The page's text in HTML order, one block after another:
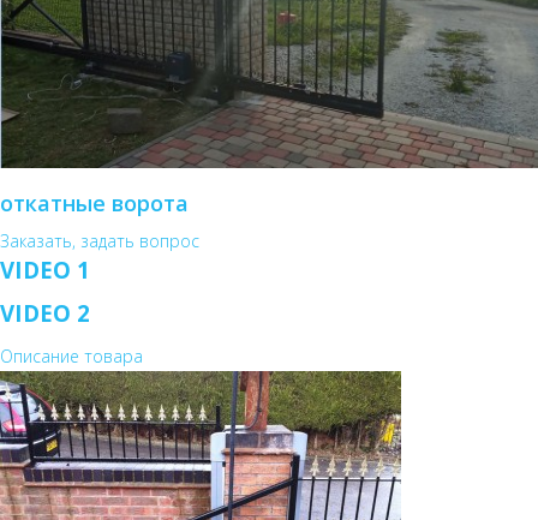
откатные ворота
Заказать, задать вопрос
VIDEO 1
VIDEO 2
Описание товара